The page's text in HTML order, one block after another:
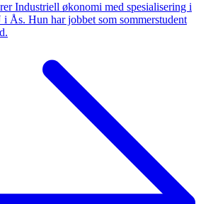
Industriell økonomi med spesialisering i
Ås. Hun har jobbet som sommerstudent